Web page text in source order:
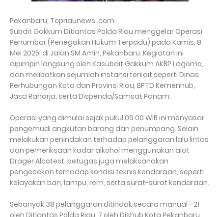
Pekanbaru, Topriaunews .com
Subdit Gakkum Ditlantas Polda Riau menggelar Operasi
Penumbar (Penegakan Hukum Terpadu) pada Kamis, 8
Mei 2025, di Jalan SM Amin, Pekanbaru. Kegiatan ini
dipimpin langsung oleh Kasubdit Gakkum AKBP Lagomo,
dan melibatkan sejumlah instansi terkait seperti Dinas
Perhubungan Kota dan Provinsi Riau, BPTD Kemenhub,
Jasa Raharja, serta Dispenda/Samsat Panam.
Operasi yang dimulai sejak pukul 09.00 WIB ini menyasar
pengemudi angkutan barang dan penumpang. Selain
melakukan penindakan terhadap pelanggaran lalu lintas
dan pemeriksaan kadar alkohol menggunakan alat
Drager Alcotest, petugas juga melaksanakan
pengecekan terhadap kondisi teknis kendaraan, seperti
kelayakan ban, lampu, rem, serta surat-surat kendaraan.
Sebanyak 38 pelanggaran ditindak secara manual—21
oleh Ditlantas Polda Riau, 7 oleh Dishub Kota Pekanbaru,